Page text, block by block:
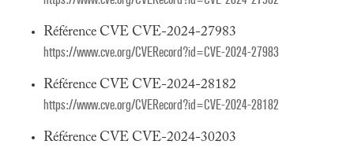
Référence CVE CVE-2024-27983
https://www.cve.org/CVERecord?id=CVE-2024-27983
Référence CVE CVE-2024-28182
https://www.cve.org/CVERecord?id=CVE-2024-28182
Référence CVE CVE-2024-30203